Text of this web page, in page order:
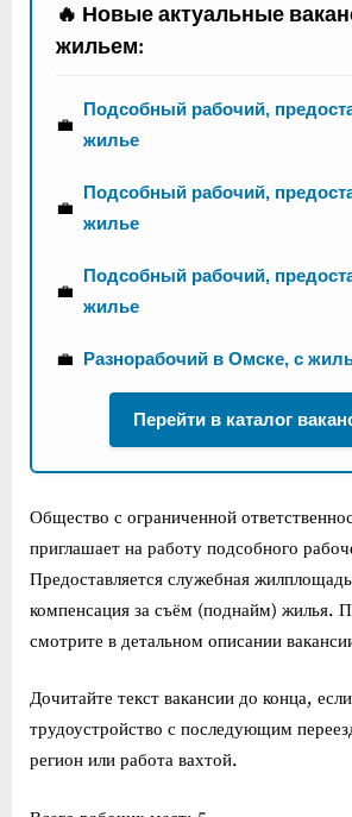
🔥 Новые актуальные
жильем:
💼
Подсобный рабочий,
жилье
💼
Подсобный рабочий,
жилье
💼
Подсобный рабочий,
жилье
💼 Разнорабочий в Омске, с
Перейти в каталог
Общество с ограниченной
приглашает на работу подсобного
Предоставляется служебная
компенсация за съём (поднайм) жилья.
смотрите в детальном описании
Дочитайте текст вакансии до конца,
трудоустройство с последующим
регион или работа вахтой.